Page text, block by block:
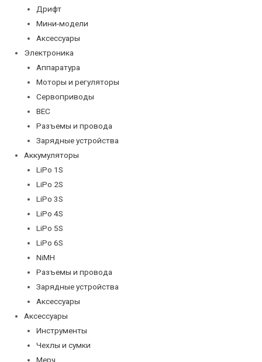
Дрифт
Мини-модели
Аксессуары
Электроника
Аппаратура
Моторы и регуляторы
Сервоприводы
BEC
Разъемы и провода
Зарядные устройства
Аккумуляторы
LiPo 1S
LiPo 2S
LiPo 3S
LiPo 4S
LiPo 5S
LiPo 6S
NiMH
Разъемы и провода
Зарядные устройства
Аксессуары
Аксессуары
Инструменты
Чехлы и сумки
Мерч